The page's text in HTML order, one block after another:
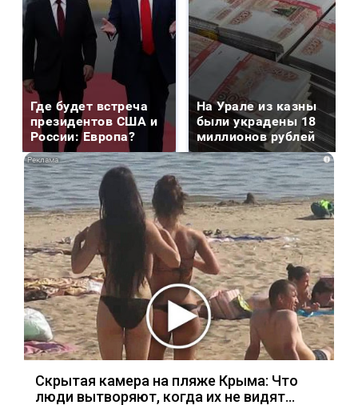
Где будет встреча
президентов США и
России: Европа?
На Урале из казны
были украдены 18
миллионов рублей
i
Скрытая камера на пляже Крыма: Что
люди вытворяют, когда их не видят...